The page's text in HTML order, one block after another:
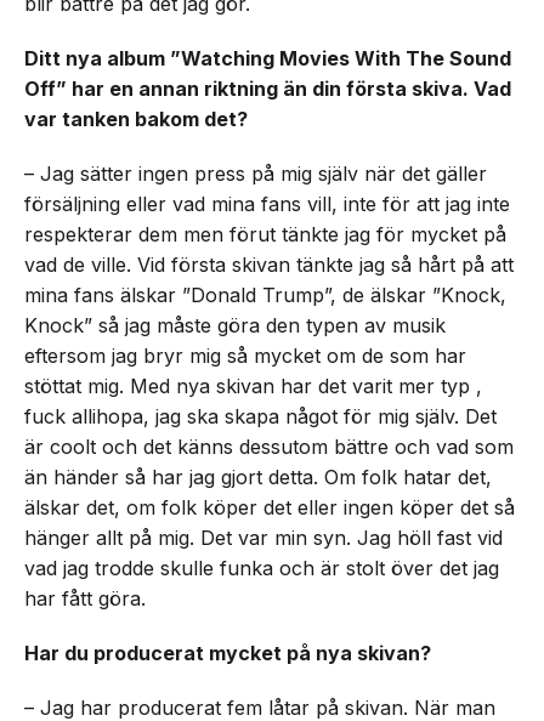
Ditt nya album ”Watching Movies With The Sound
Off” har en annan riktning än din första skiva. Vad
var tanken bakom det?
– Jag sätter ingen press på mig själv när det gäller
försäljning eller vad mina fans vill, inte för att jag inte
respekterar dem men förut tänkte jag för mycket på
vad de ville. Vid första skivan tänkte jag så hårt på att
mina fans älskar ”Donald Trump”, de älskar ”Knock,
Knock” så jag måste göra den typen av musik
eftersom jag bryr mig så mycket om de som har
stöttat mig. Med nya skivan har det varit mer typ ,
fuck allihopa, jag ska skapa något för mig själv. Det
är coolt och det känns dessutom bättre och vad som
än händer så har jag gjort detta. Om folk hatar det,
älskar det, om folk köper det eller ingen köper det så
hänger allt på mig. Det var min syn. Jag höll fast vid
vad jag trodde skulle funka och är stolt över det jag
har fått göra.
Har du producerat mycket på nya skivan?
– Jag har producerat fem låtar på skivan. När man